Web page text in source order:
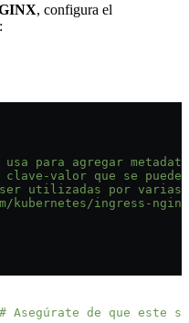
, configura el
para agregar
valor que se
utilizadas por
kubernetes/ingress-
Asegúrate de que este